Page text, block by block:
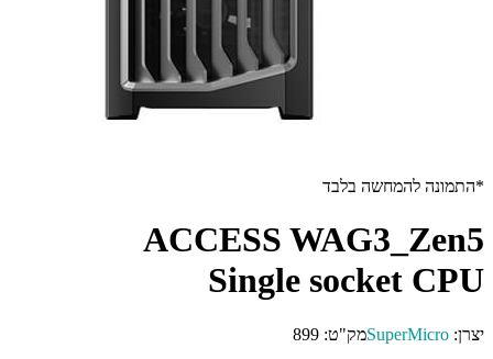
להמחשה בלבד
ACCESS
Single socket
מק"ט:899